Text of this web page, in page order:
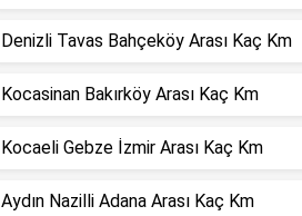
Denizli Tavas Bahçeköy Arası Kaç Km
Kocasinan Bakırköy Arası Kaç Km
Kocaeli Gebze İzmir Arası Kaç Km
Aydın Nazilli Adana Arası Kaç Km